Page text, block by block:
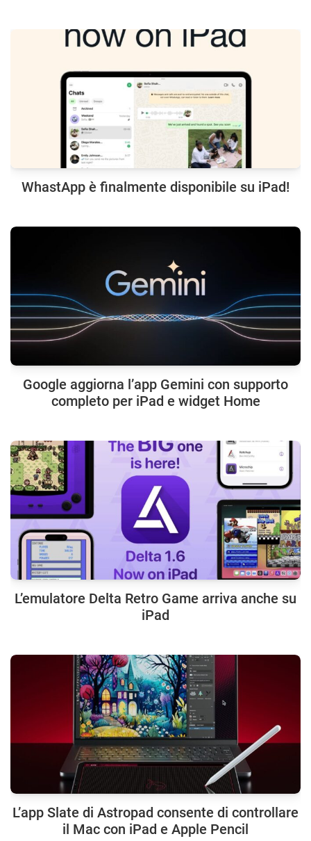
WhastApp è finalmente disponibile su iPad!
Google aggiorna l’app Gemini con supporto
completo per iPad e widget Home
L’emulatore Delta Retro Game arriva anche su
iPad
L’app Slate di Astropad consente di controllare
il Mac con iPad e Apple Pencil